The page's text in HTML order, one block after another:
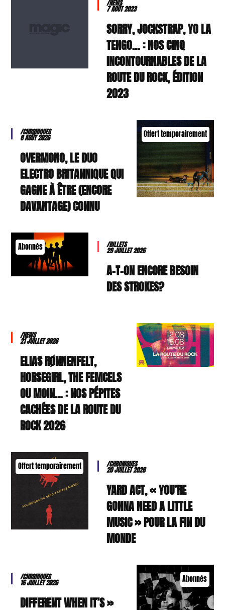
/NEWS
7 AOÛT 2023
SORRY, JOCKSTRAP, YO LA
TENGO… : NOS CINQ
INCONTOURNABLES DE LA
ROUTE DU ROCK, ÉDITION
2023
Offert temporairement
/CHRONIQUES
8 AOÛT 2026
OVERMONO, LE DUO
ELECTRO BRITANNIQUE QUI
GAGNE À ÊTRE (ENCORE
DAVANTAGE) CONNU
Abonnés /BILLETS
29 JUILLET 2026
A-T-ON ENCORE BESOIN
DES STROKES?
/NEWS
21 JUILLET 2026
ELIAS RØNNENFELT,
HORSEGIRL, THE FEMCELS
OU MOIN… : NOS PÉPITES
CACHÉES DE LA ROUTE DU
ROCK 2026
Offert temporairement /CHRONIQUES
20 JUILLET 2026
YARD ACT, « YOU’RE
GONNA NEED A LITTLE
MUSIC » POUR LA FIN DU
MONDE
Abonnés
/CHRONIQUES
16 JUILLET 2026
« DIFFERENT WHEN IT’S